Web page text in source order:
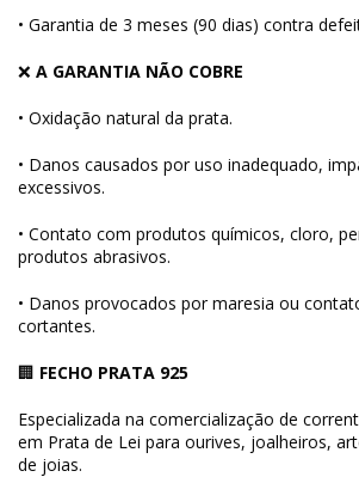
• Garantia de 3 meses (90 dias) contra
❌ A GARANTIA NÃO COBRE
• Oxidação natural da prata.
• Danos causados por uso inadequado,
excessivos.
• Contato com produtos químicos, cloro,
produtos abrasivos.
• Danos provocados por maresia ou
cortantes.
🏢 FECHO PRATA 925
Especializada na comercialização de
em Prata de Lei para ourives, joalheiros,
de joias.